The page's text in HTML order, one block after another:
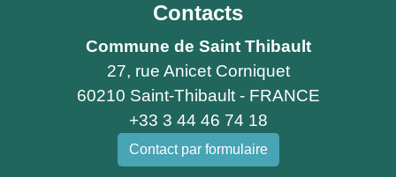
Contacts
Commune de Saint Thibault
27, rue Anicet Corniquet
60210 Saint-Thibault - FRANCE
+33 3 44 46 74 18
Contact par formulaire